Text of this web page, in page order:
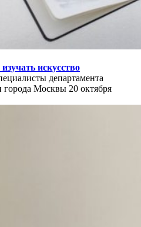
искусство
департамента
города Москвы 20 октября